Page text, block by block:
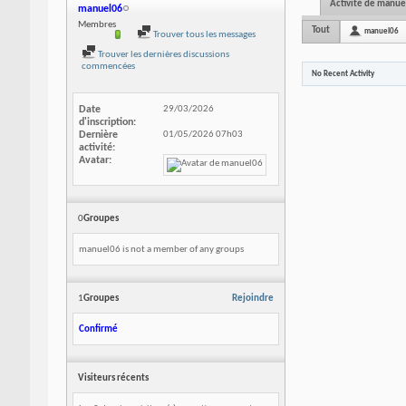
manuel06
Membres
Trouver tous les messages
Trouver les dernières discussions
commencées
Date
d'inscription
29/03/2026
Dernière
activité
01/05/2026 07h03
Avatar
0Groupes
manuel06 is not a member of any groups
Rejoindre
1Groupes
Confirmé
Visiteurs récents
Activité de
Tout manuel06
No Recent Activity